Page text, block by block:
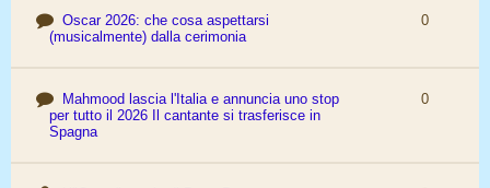
Oscar 2026: che cosa aspettarsi
(musicalmente) dalla cerimonia
0
Mahmood lascia l'Italia e annuncia uno stop
per tutto il 2026 Il cantante si trasferisce in
Spagna
0